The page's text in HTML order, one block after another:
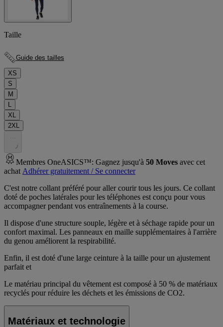
Taille
Guide des tailles
XS
S
M
L
XL
2XL
. . .
Membres OneASICS™: Gagnez jusqu'à 50 Moves avec cet
achat Adhérer gratuitement / Se connecter
C'est notre collant préféré pour aller courir tous les jours. Ce collant
doté de poches latérales pour les téléphones est conçu pour vous
accompagner pendant vos entraînements à la course.
Il dispose d'une structure souple, légère et à séchage rapide pour un
confort maximal. Les panneaux en maille supplémentaires à l'arrière
du genou améliorent la respirabilité.
Enfin, il est doté d'une large ceinture à la taille pour un ajustement
parfait et
Le matériau principal du vêtement est composé à 50 % de matériaux
recyclés pour réduire les déchets et les émissions de CO2.
Matériaux et technologie